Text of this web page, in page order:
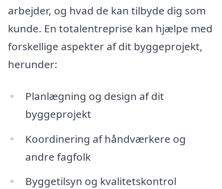
arbejder, og hvad de kan tilbyde dig som
kunde. En totalentreprise kan hjælpe med
forskellige aspekter af dit byggeprojekt,
herunder:
Planlægning og design af dit
byggeprojekt
Koordinering af håndværkere og
andre fagfolk
Byggetilsyn og kvalitetskontrol